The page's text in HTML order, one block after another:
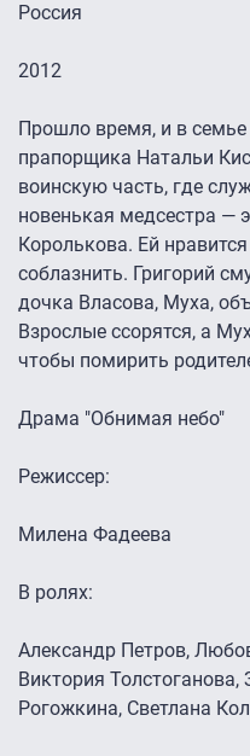
Россия
2012
Прошло время, и в
прапорщика Натальи
воинскую часть, где
новенькая медсестра —
Королькова. Ей
соблазнить. Григорий
дочка Власова, Муха,
Взрослые ссорятся, а
чтобы помирить
Драма "Обнимая небо"
Режиссер:
Милена Фадеева
В ролях:
Александр Петров,
Виктория
Рогожкина, Светлана